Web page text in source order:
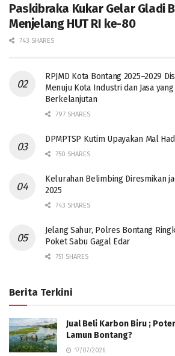
Paskibraka Kukar Gelar Gladi
Menjelang HUT RI ke-80
743 SHARES
RPJMD Kota Bontang 2025–2029
Menuju Kota Industri dan Jasa
Berkelanjutan
797 SHARES
DPMPTSP Kutim Upayakan Mal
750 SHARES
Kelurahan Belimbing Diresmikan
2025
743 SHARES
Jelang Sahur, Polres Bontang
Poket Sabu Gagal Edar
751 SHARES
Berita Terkini
Jual Beli Karbon Biru ;
Lamun Bontang?
17/07/2026